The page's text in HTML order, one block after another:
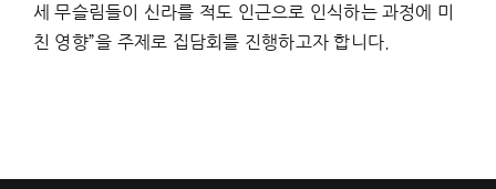
세 무슬림들이 신라를 적도 인근으로 인식하는 과정에 미
친 영향”을 주제로 집담회를 진행하고자 합니다.